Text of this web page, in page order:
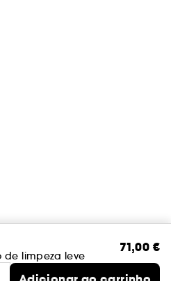
de limpeza leve
71,00 €